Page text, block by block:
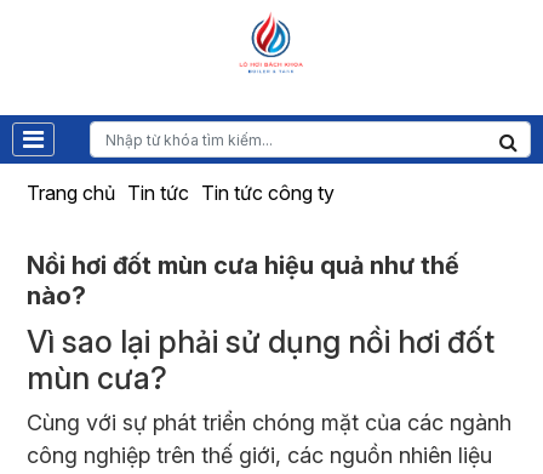
Trang chủ Tin tức Tin tức công ty
Nồi hơi đốt mùn cưa hiệu quả như thế
nào?
Vì sao lại phải sử dụng nồi hơi đốt
mùn cưa?
Cùng với sự phát triển chóng mặt của các ngành
công nghiệp trên thế giới, các nguồn nhiên liệu